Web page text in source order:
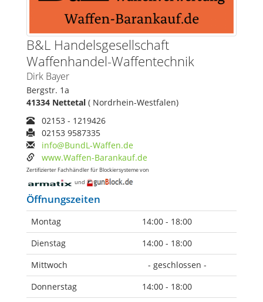
B&L Handelsgesellschaft
Waffenhandel-Waffentechnik
Dirk Bayer
Bergstr. 1a
41334 Nettetal ( Nordrhein-Westfalen)
02153 - 1219426
02153 9587335
info@BundL-Waffen.de
www.Waffen-Barankauf.de
Zertifizierter Fachhändler für Blockiersysteme von
und
Öffnungszeiten
Montag
14:00 - 18:00
Dienstag
14:00 - 18:00
Mittwoch
- geschlossen -
Donnerstag
14:00 - 18:00